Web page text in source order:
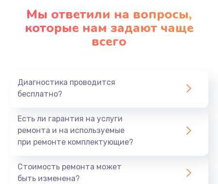
Мы ответили на вопросы,
которые нам задают чаще
всего
Диагностика проводится
бесплатно?
Есть ли гарантия на услуги
ремонта и на используемые
при ремонте комплектующие?
Стоимость ремонта может
быть изменена?